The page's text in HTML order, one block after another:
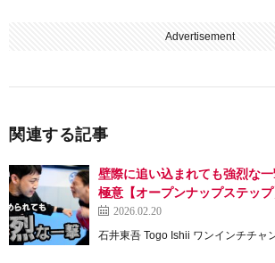
Advertisement
関連する記事
壁際に追い込まれても強烈な
極意【オープンナップステップ
2026.02.20
石井東吾 Togo Ishii ワンインチチャ